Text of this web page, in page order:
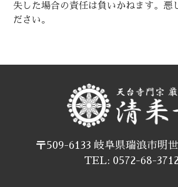
失した場合の責任は負いかねます。悪
ださい。
〒509-6133 岐阜県瑞浪市明
TEL: 0572-68-3712